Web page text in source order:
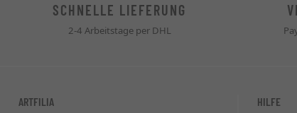
SCHNELLE LIEFERUNG
2-4 Arbeitstage per DHL
ARTFILIA HILFE